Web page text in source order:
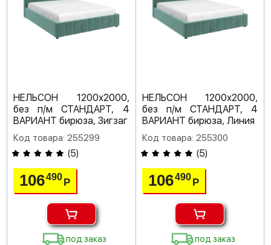
НЕЛЬСОН 1200х2000,
без п/м СТАНДАРТ, 4
ВАРИАНТ бирюза, Зигзаг
Код товара: 255299
(5)
106490 Р
под заказ
НЕЛЬСОН 1200х2000,
без п/м СТАНДАРТ, 4
ВАРИАНТ бирюза, Линия
Код товара: 255300
(5)
106490 Р
под заказ